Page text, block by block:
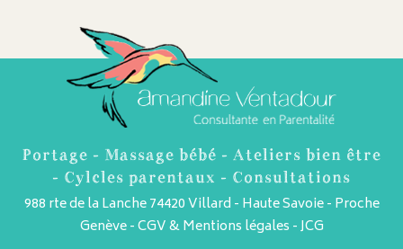
Portage - Massage bébé - Ateliers bien être
- Cylcles parentaux - Consultations
988 rte de la Lanche 74420 Villard - Haute Savoie - Proche
Genève -CGV & Mentions légales -JCG